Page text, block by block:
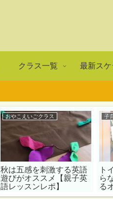
クラス一覧 最新ス
おやこえいごクラス
秋は五感を刺激する英語
遊びがオススメ【親子英
語レッスンレポ】
子
ト
ら
る